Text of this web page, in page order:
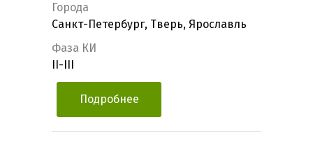
Города
Санкт-Петербург, Тверь, Ярославль
Фаза КИ
II-III
Подробнее